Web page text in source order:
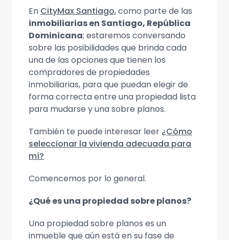
En CityMax Santiago, como parte de las
inmobiliarias en Santiago, República
Dominicana; estaremos conversando
sobre las posibilidades que brinda cada
una de las opciones que tienen los
compradores de propiedades
inmobiliarias, para que puedan elegir de
forma correcta entre una propiedad lista
para mudarse y una sobre planos.
También te puede interesar leer ¿Cómo
seleccionar la vivienda adecuada para
mí?
Comencemos por lo general.
¿Qué es una propiedad sobre planos?
Una propiedad sobre planos es un
inmueble que aún está en su fase de